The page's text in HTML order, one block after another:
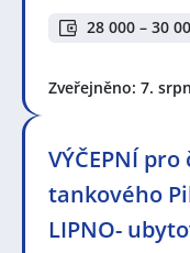
28 000 – 30
Zveřejněno: 7.
VÝČEPNÍ
tankového
LIPNO-